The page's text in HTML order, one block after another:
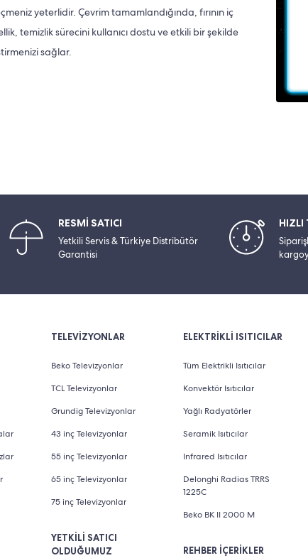
yeterlidir. Çevrim tamamlandığında, fırının iç
temizlik sürecini kullanıcı dostu ve etkili bir şekilde
sağlar.
RESMİ SATICI
Yetkili Servis & Türkiye Distribütör
Garantisi
HIZLI
TELEVİZYONLAR
Beko Televizyonlar
TCL Televizyonlar
Grundig Televizyonlar
43 inç Televizyonlar
55 inç Televizyonlar
65 inç Televizyonlar
75 inç Televizyonlar
YETKİLİ SATICI
OLDUĞUMUZ
ELEKTRİKLİ ISITICILAR
Tüm Elektrikli Isıtıcılar
Konvektör Isıtıcılar
Yağlı Radyatörler
Seramik Isıtıcılar
Infrared Isıtıcılar
Delonghi Radias TRRS
1225C
Beko BK II 2000 M
REHBER İÇERİKLER